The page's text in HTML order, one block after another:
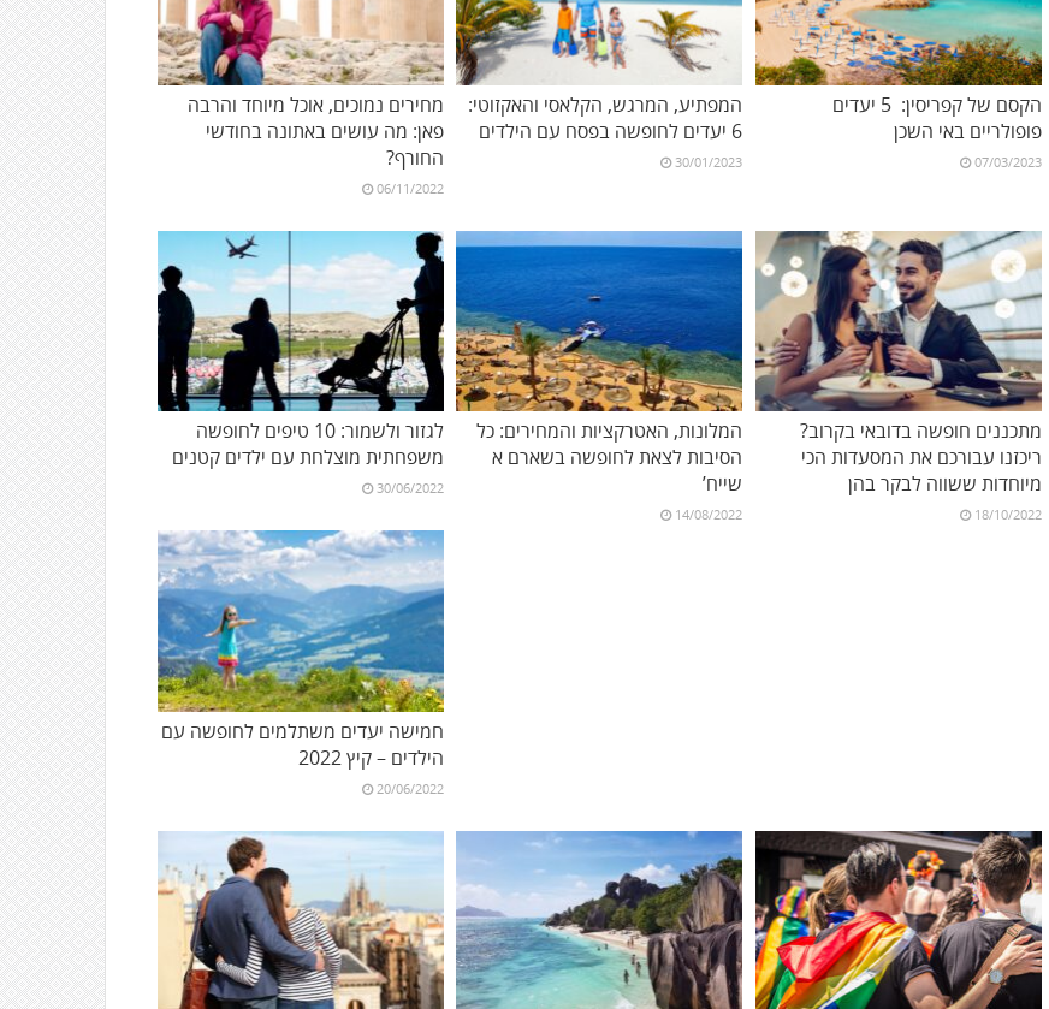
הקסם של קפריסין: 5 יעדים
פופולריים באי השכן
07/03/2023
המפתיע, המרגש, הקלאסי והאקזוטי:
6 יעדים לחופשה בפסח עם הילדים
30/01/2023
מחירים נמוכים, אוכל מיוחד והרבה
פאן: מה עושים באתונה בחודשי
החורף?
06/11/2022
מתכננים חופשה בדובאי בקרוב?
ריכזנו עבורכם את המסעדות הכי
מיוחדות ששווה לבקר בהן
18/10/2022
המלונות, האטרקציות והמחירים: כל
הסיבות לצאת לחופשה בשארם א
שייח’
14/08/2022
לגזור ולשמור: 10 טיפים לחופשה
משפחתית מוצלחת עם ילדים קטנים
30/06/2022
חמישה יעדים משתלמים לחופשה עם
הילדים – קיץ 2022
20/06/2022